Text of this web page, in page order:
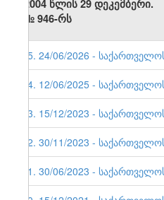
2004 წლის 29 დეკემბერი.
№946-რს
35. 24/06/2026 -
34. 12/06/2025 -
33. 15/12/2023 -
32. 30/11/2023 -
31. 30/06/2023 -